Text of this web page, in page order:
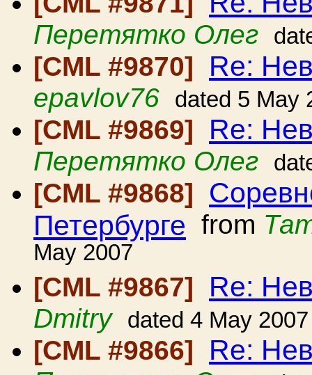
Перетятко Олег
[CML #9870] Re:
epavlov76 dated 5 May
[CML #9869] Re:
Перетятко Олег
[CML #9868]
Петербурге from
May 2007
[CML #9867]
Re:
Dmitry dated 4 May 2007
[CML #9866] Re: